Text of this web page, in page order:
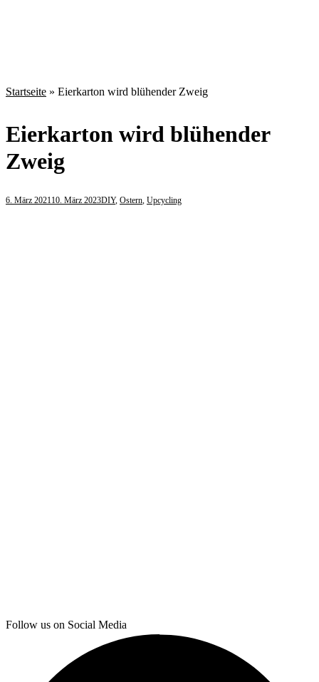
Startseite » Eierkarton wird blühender Zweig
Eierkarton wird blühender
Zweig
6. März 202110. März 2023DIY, Ostern, Upcycling
Follow us on Social Media